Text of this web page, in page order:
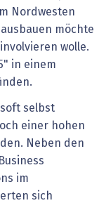
Nordwesten
möchte
wolle.
in einem
selbst
einer hohen
Neben den
im
sich